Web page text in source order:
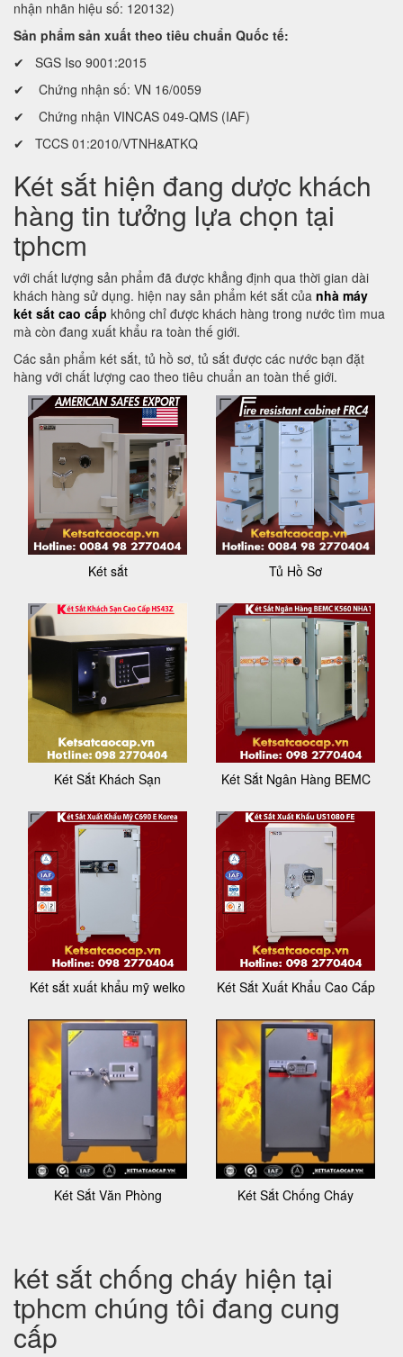
nhận nhãn hiệu số: 120132)
Sản phẩm sản xuất theo tiêu chuẩn Quốc tế:
✔ SGS Iso 9001:2015
✔ Chứng nhận số: VN 16/0059
✔ Chứng nhận VINCAS 049-QMS (IAF)
✔ TCCS 01:2010/VTNH&ATKQ
Két sắt hiện đang dược khách
hàng tin tưởng lựa chọn tại
tphcm
với chất lượng sản phẩm đã được khẳng định qua thời gian dài
khách hàng sử dụng. hiện nay sản phẩm két sắt của nhà máy
két sắt cao cấp không chỉ được khách hàng trong nước tìm mua
mà còn đang xuất khẩu ra toàn thế giới.
Các sản phẩm két sắt, tủ hồ sơ, tủ sắt được các nước bạn đặt
hàng với chất lượng cao theo tiêu chuẩn an toàn thế giới.
Két sắt Tủ Hồ Sơ
Két Sắt Khách Sạn Két Sắt Ngân Hàng BEMC
Két sắt xuất khẩu mỹ welko Két Sắt Xuất Khẩu Cao Cấp
Két Sắt Văn Phòng Két Sắt Chống Cháy
két sắt chống cháy hiện tại
tphcm chúng tôi đang cung
cấp